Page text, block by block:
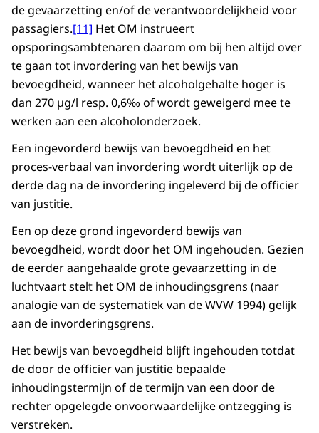
de gevaarzetting en/of de verantwoordelijkheid voor
passagiers.[11] Het OM instrueert
opsporingsambtenaren daarom om bij hen altijd over
te gaan tot invordering van het bewijs van
bevoegdheid, wanneer het alcoholgehalte hoger is
dan 270 µg/l resp. 0,6‰ of wordt geweigerd mee te
werken aan een alcoholonderzoek.
Een ingevorderd bewijs van bevoegdheid en het
proces-verbaal van invordering wordt uiterlijk op de
derde dag na de invordering ingeleverd bij de officier
van justitie.
Een op deze grond ingevorderd bewijs van
bevoegdheid, wordt door het OM ingehouden. Gezien
de eerder aangehaalde grote gevaarzetting in de
luchtvaart stelt het OM de inhoudingsgrens (naar
analogie van de systematiek van de WVW 1994) gelijk
aan de invorderingsgrens.
Het bewijs van bevoegdheid blijft ingehouden totdat
de door de officier van justitie bepaalde
inhoudingstermijn of de termijn van een door de
rechter opgelegde onvoorwaardelijke ontzegging is
verstreken.